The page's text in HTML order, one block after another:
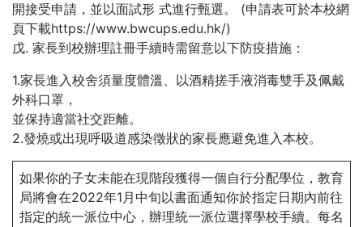
開接受申請，並以面試形 式進行甄選。 (申請表可於本校網
頁下載https://www.bwcups.edu.hk/)
戊. 家長到校辦理註冊手續時需留意以下防疫措施：
1.家長進入校舍須量度體溫、以酒精搓手液消毒雙手及佩戴
外科口罩，
並保持適當社交距離。
2.發燒或出現呼吸道感染徵狀的家長應避免進入本校。
如果你的子女未能在現階段獲得一個自行分配學位，教育
局將會在2022年1月中旬以書面通知你於指定日期內前往
指定的統一派位中心，辦理統一派位選擇學校手續。每名